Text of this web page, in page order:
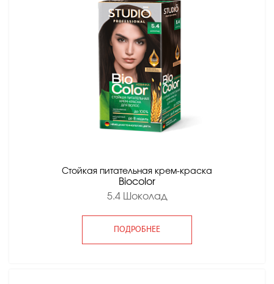
Стойкая питательная крем-краска
Вiocolor
5.4 Шоколад
ПОДРОБНЕЕ